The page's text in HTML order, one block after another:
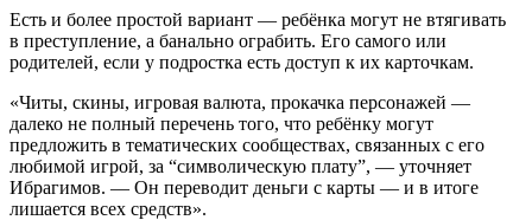
Есть и более простой вариант — ребёнка могут не втягивать
в преступление, а банально ограбить. Его самого или
родителей, если у подростка есть доступ к их карточкам.
«Читы, скины, игровая валюта, прокачка персонажей —
далеко не полный перечень того, что ребёнку могут
предложить в тематических сообществах, связанных с его
любимой игрой, за “символическую плату”, — уточняет
Ибрагимов. — Он переводит деньги с карты — и в итоге
лишается всех средств».